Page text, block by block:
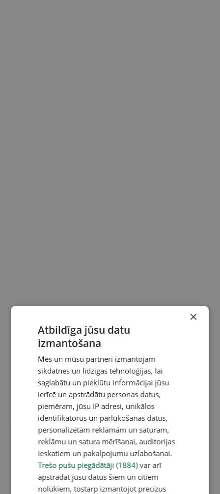
×
Atbildīga jūsu datu
izmantošana
Mēs un mūsu partneri izmantojam
sīkdatnes un līdzīgas tehnoloģijas, lai
saglabātu un piekļūtu informācijai jūsu
ierīcē un apstrādātu personas datus,
piemēram, jūsu IP adresi, unikālos
identifikatorus un pārlūkošanas datus,
personalizētām reklāmām un saturam,
reklāmu un satura mērīšanai, auditorijas
ieskatiem un pakalpojumu uzlabošanai.
Trešo pušu piegādātāji (1884)var arī
apstrādāt jūsu datus šiem un citiem
nolūkiem, tostarp izmantojot precīzus